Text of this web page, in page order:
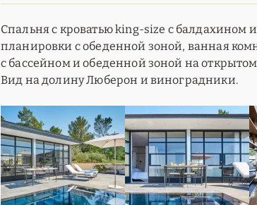
Спальня с кроватью king-size с балдахином
планировки с обеденной зоной, ванная
с бассейном и обеденной зоной на открытом
Вид на долину Люберон и виноградники.